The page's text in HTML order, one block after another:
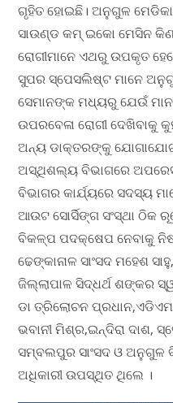
ଗୃହିତ ହୋଇଛି। ଅନୁଗୁଳ
ସାଉଣ୍ଡ କମ୍ ଇକୋ ମେସିନ
ରୋଗୀମାନେ ଏଥରୁ ଉପକୃତ
ସୁପର ସ୍ପେସଲିଷ୍ଟ ମାନେ
ସେମାନଙ୍କ ମଧ୍ୟରୁ ଯେଉଁ
ଉପରବେଳା ରୋଗୀ ଦେଖିବାକୁ
ଅନ୍ୟ ଡାକ୍ତରଙ୍କୁ
ଅସ୍ଥିଶଲ୍ୟ ବିଭାଗରେ
ବିଭାଗର କାର୍ଯ୍ୟରେ ସଦସ୍ୟ
ଆଉଟ ସୋର୍ସିଙ୍ଗ ସଂସ୍ଥା ଠିକ
ବିକଳ୍ପ ପଦକ୍ଷେପ ନେବାକୁ
ଢେଙ୍କାନାଳ ସାଂସଦ ମହେଶ
ଜିଲ୍ଲାପାଳ ସିଦ୍ଧର୍ଥ ଶଙ୍କର
ଡା ତ୍ରିଲୋଚନ
ଭବାନୀ ମିଶ୍ର,ଇନ୍ଦିରା ଦାଶ,
ସମ୍ବଲପୁର ସାଂସଦ ଓ
ଅଧିକାରୀ ଉପସ୍ଥିତ ଥିଲେ ।